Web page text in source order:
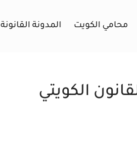
محامي الكويت المدونة القانونة
الكويتي